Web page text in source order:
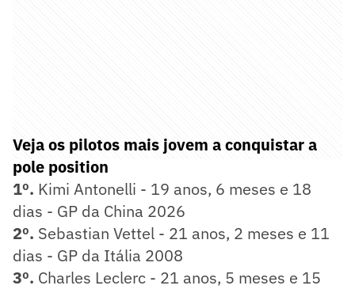
Veja os pilotos mais jovem a conquistar a
pole position
1º. Kimi Antonelli - 19 anos, 6 meses e 18
dias - GP da China 2026
2º. Sebastian Vettel - 21 anos, 2 meses e 11
dias - GP da Itália 2008
3º. Charles Leclerc - 21 anos, 5 meses e 15